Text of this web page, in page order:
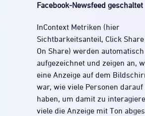
Facebook-Newsfeed geschaltet
InContext Metriken (hier
Sichtbarkeitsanteil, Click
On Share) werden automatisch
aufgezeichnet und zeigen an,
eine Anzeige auf dem
war, wie viele Personen
haben, um damit zu
viele die Anzeige mit Ton